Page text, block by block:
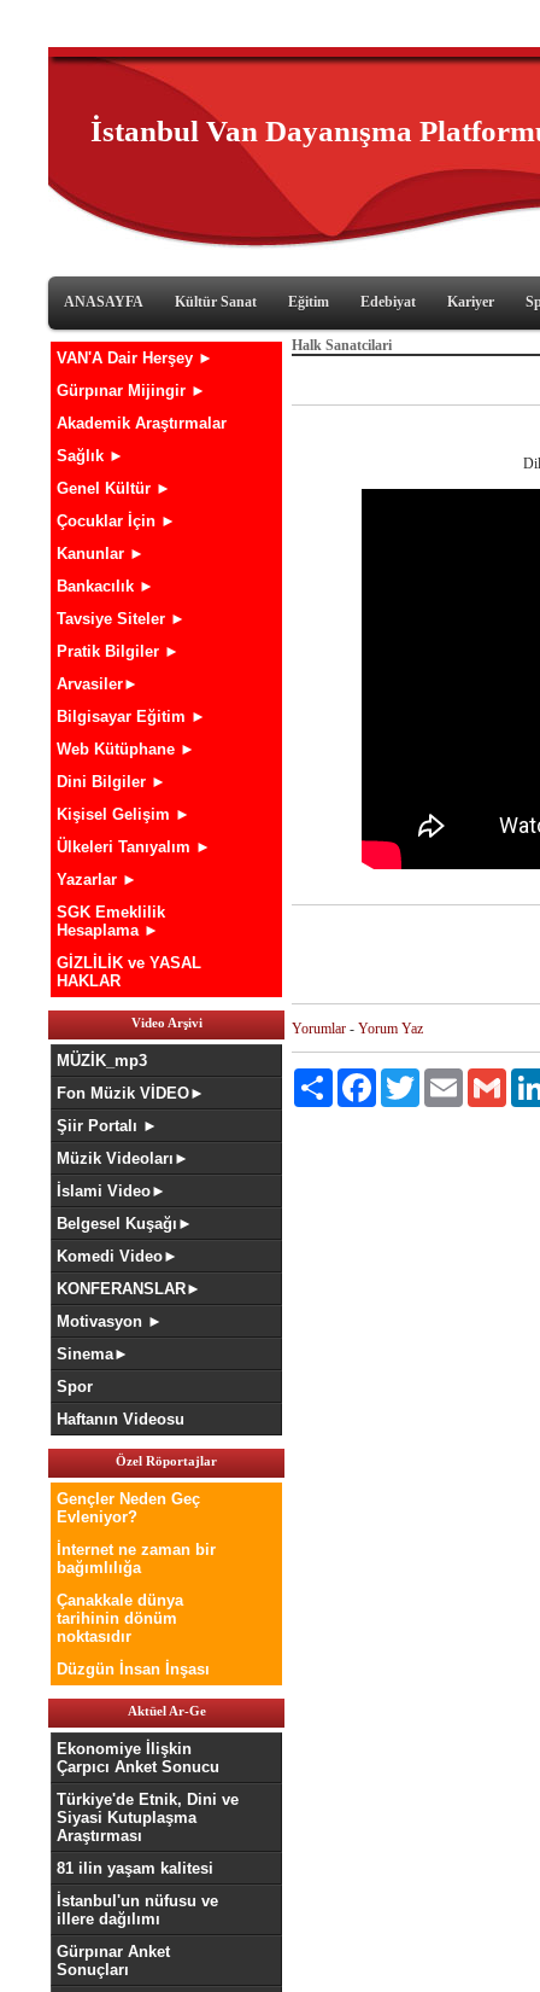
İstanbul Van Dayanışma
ANASAYFA Kültür Sanat Eğitim Edebiyat Kariyer
VAN'A Dair Herşey ►
Gürpınar Mijingir ►
Akademik Araştırmalar
Sağlık ►
Genel Kültür ►
Çocuklar İçin ►
Kanunlar ►
Bankacılık ►
Tavsiye Siteler ►
Pratik Bilgiler ►
Arvasiler►
Bilgisayar Eğitim ►
Web Kütüphane ►
Dini Bilgiler ►
Kişisel Gelişim ►
Ülkeleri Tanıyalım ►
Yazarlar ►
SGK Emeklilik
Hesaplama ►
GİZLİLİK ve YASAL
HAKLAR
Video Arşivi
MÜZİK_mp3
Fon Müzik VİDEO►
Şiir Portalı ►
Müzik Videoları►
İslami Video►
Belgesel Kuşağı►
Komedi Video►
KONFERANSLAR►
Motivasyon ►
Sinema►
Spor
Haftanın Videosu
Özel Röportajlar
Gençler Neden Geç
Evleniyor?
İnternet ne zaman bir
bağımlılığa
Çanakkale dünya
tarihinin dönüm
noktasıdır
Düzgün İnsan İnşası
Aktüel Ar-Ge
Ekonomiye İlişkin
Çarpıcı Anket Sonucu
Türkiye'de Etnik, Dini ve
Siyasi Kutuplaşma
Araştırması
81 ilin yaşam kalitesi
İstanbul'un nüfusu ve
illere dağılımı
Gürpınar Anket
Sonuçları
Halk Sanatcilari
Yorumlar - Yorum Yaz
Paylaş FacebookTwitter Email Gmail